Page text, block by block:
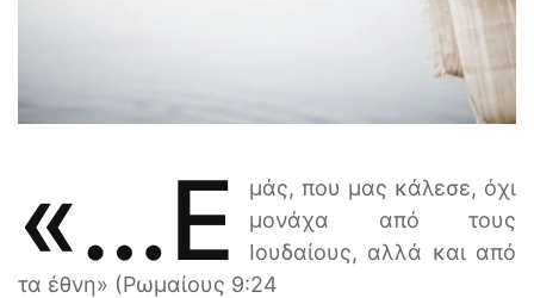
«…ε
μάς, που μας κάλεσε, όχι
μονάχα από τους
Ιουδαίους, αλλά και από
τα έθνη» (Ρωμαίους 9:24